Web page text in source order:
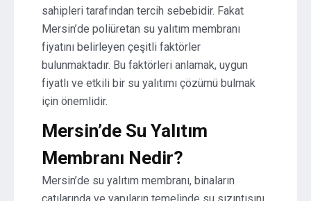
sahipleri tarafından tercih sebebidir. Fakat
Mersin’de poliüretan su yalıtım membranı
fiyatını belirleyen çeşitli faktörler
bulunmaktadır. Bu faktörleri anlamak, uygun
fiyatlı ve etkili bir su yalıtımı çözümü bulmak
için önemlidir.
Mersin’de Su Yalıtım
Membranı Nedir?
Mersin’de su yalıtım membranı, binaların